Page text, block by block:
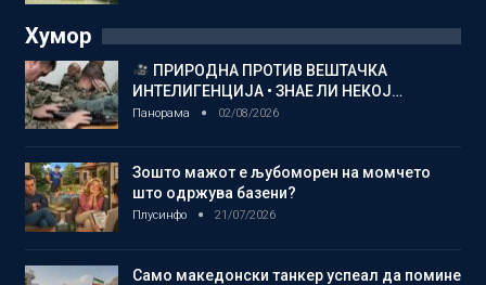
Хумор
ПРИРОДНА ПРОТИВ ВЕШТАЧКА
ИНТЕЛИГЕНЦИЈА • ЗНАЕ ЛИ НЕКОЈ…
Панорама 02/08/2026
Зошто мажот е љубоморен на момчето
што одржува базени?
Плусинфо 21/07/2026
Само македонски танкер успеал да помине